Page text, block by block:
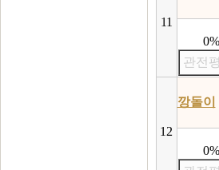
11
0%
관전
12
깡돌이
0%